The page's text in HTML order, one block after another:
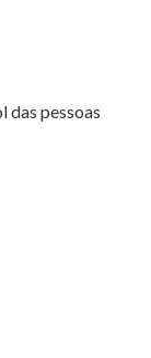
das pessoas